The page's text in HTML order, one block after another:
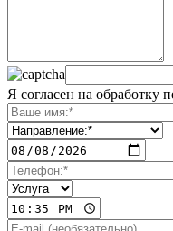
Я согласен на обработку